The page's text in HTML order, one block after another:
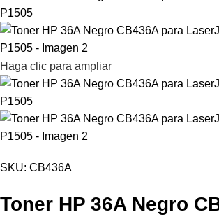
Haga clic para ampliar
SKU: CB436A
Toner HP 36A Negro